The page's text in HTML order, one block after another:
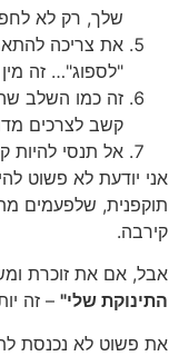
שלך, רק לא
את צריכה
"לספוג"… זה מין
זה כמו השלב
קשב לצרכים
אל תנסי להיות
אני יודעת לא פשוט
תוקפנית, שלפעמים
קירבה.
אבל, אם את זוכרת
התינוקת שלי" – זה
את פשוט לא נכנסת